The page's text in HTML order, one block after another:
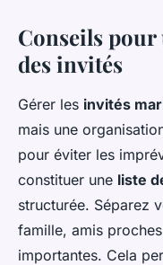
Conseils
des invités
Gérer les invités
mais une
pour éviter les
constituer une liste
structurée. Séparez
famille, amis
importantes. Cela